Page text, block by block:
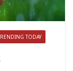
TODAY